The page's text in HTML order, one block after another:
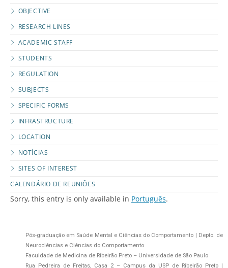
OBJECTIVE
RESEARCH LINES
ACADEMIC STAFF
STUDENTS
REGULATION
SUBJECTS
SPECIFIC FORMS
INFRASTRUCTURE
LOCATION
NOTÍCIAS
SITES OF INTEREST
CALENDÁRIO DE REUNIÕES
Sorry, this entry is only available in Português.
Pós-graduação em Saúde Mental e Ciências do Comportamento | Depto. de
Neurociências e Ciências do Comportamento
Faculdade de Medicina de Ribeirão Preto – Universidade de São Paulo
Rua Pedreira de Freitas, Casa 2 – Campus da USP de Ribeirão Preto |